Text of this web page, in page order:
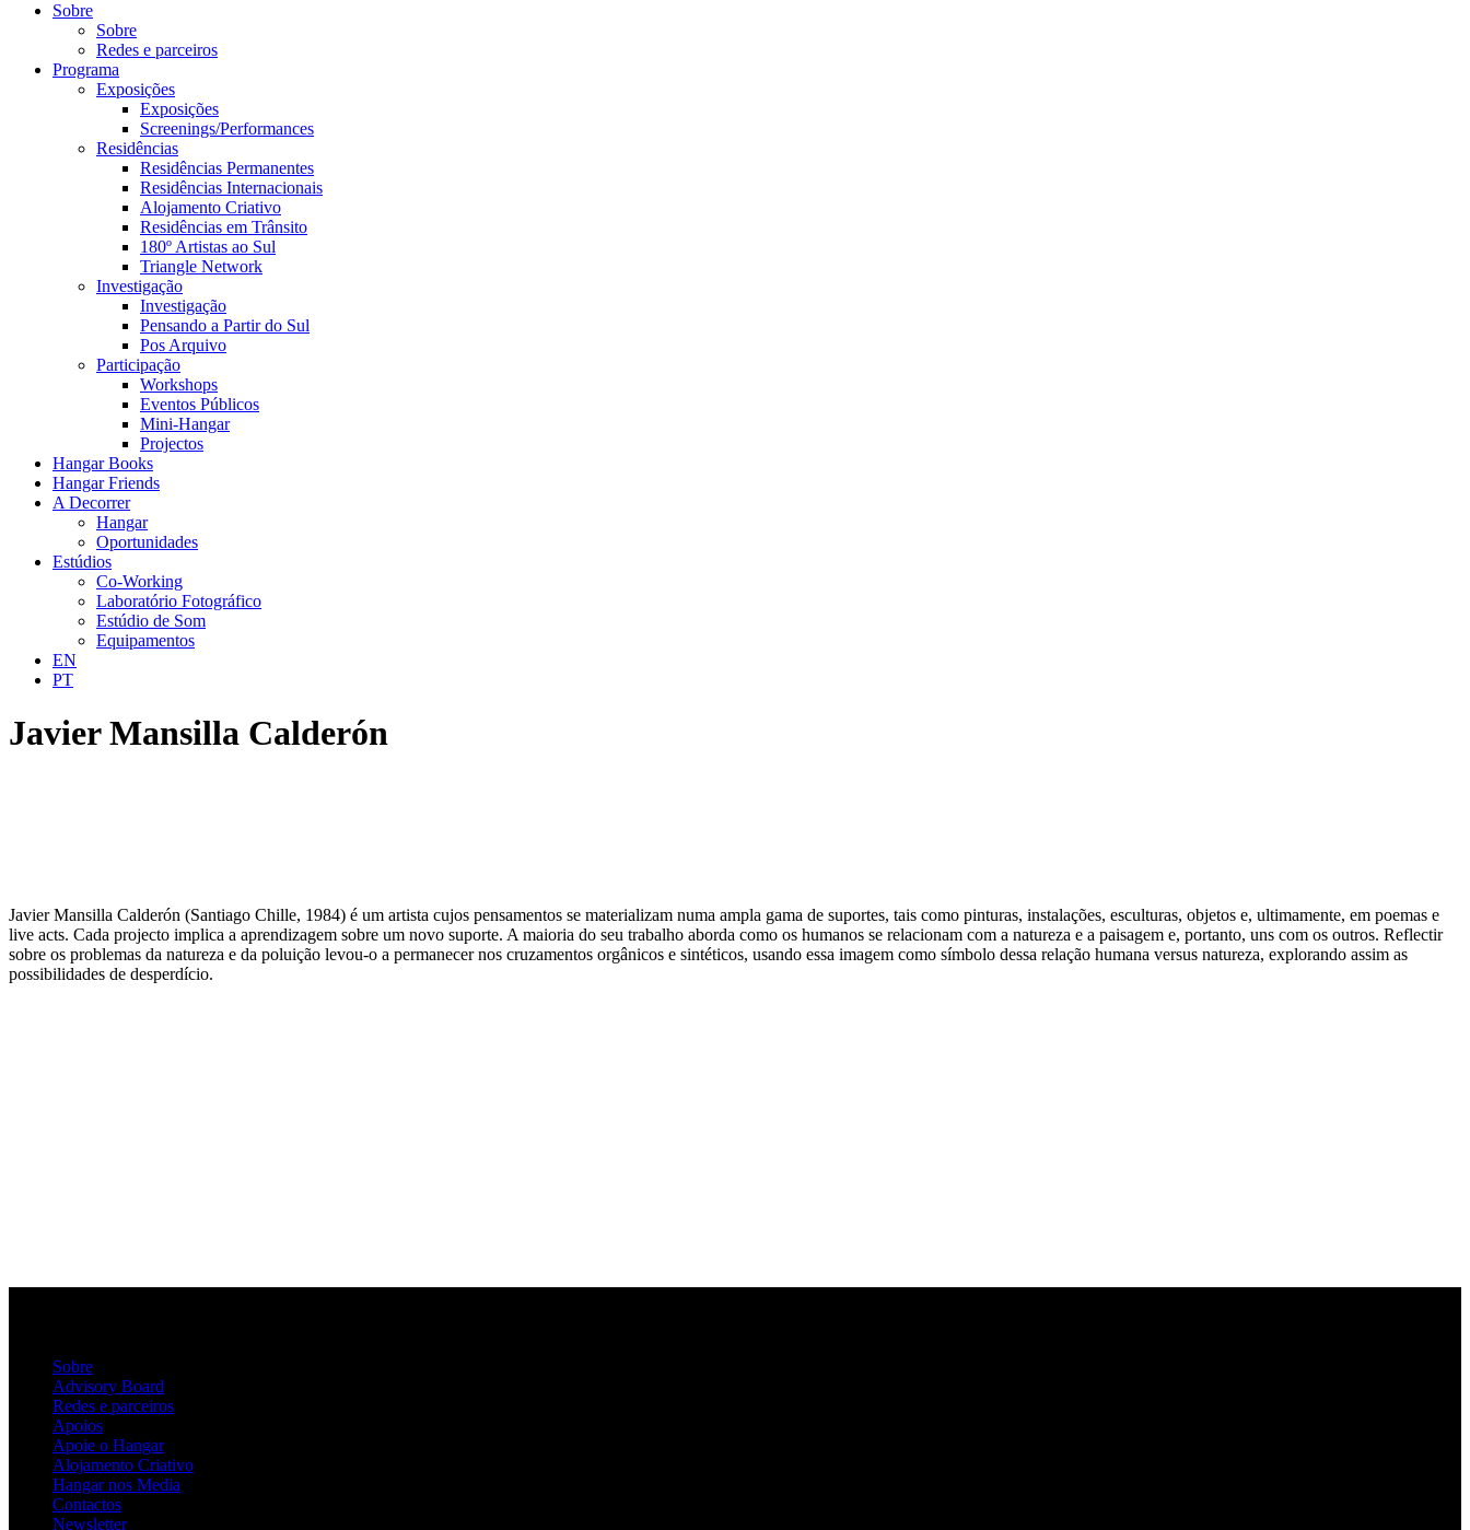
Sobre
Sobre
Redes e parceiros
Programa
Exposições
Exposições
Screenings/Performances
Residências
Residências Permanentes
Residências Internacionais
Alojamento Criativo
Residências em Trânsito
180º Artistas ao Sul
Triangle Network
Investigação
Investigação
Pensando a Partir do Sul
Pos Arquivo
Participação
Workshops
Eventos Públicos
Mini-Hangar
Projectos
Hangar Books
Hangar Friends
A Decorrer
Hangar
Oportunidades
Estúdios
Co-Working
Laboratório Fotográfico
Estúdio de Som
Equipamentos
EN
PT
Javier Mansilla Calderón
Javier Mansilla Calderón (Santiago Chille, 1984) é um artista cujos pensamentos se materializam numa ampla gama de suportes, tais como pinturas, instalações, esculturas, objetos e, ultimamente, em poemas e
live acts. Cada projecto implica a aprendizagem sobre um novo suporte. A maioria do seu trabalho aborda como os humanos se relacionam com a natureza e a paisagem e, portanto, uns com os outros. Reflectir
sobre os problemas da natureza e da poluição levou-o a permanecer nos cruzamentos orgânicos e sintéticos, usando essa imagem como símbolo dessa relação humana versus natureza, explorando assim as
possibilidades de desperdício.
Sobre
Advisory Board
Redes e parceiros
Apoios
Apoie o Hangar
Alojamento Criativo
Hangar nos Media
Contactos
Newsletter